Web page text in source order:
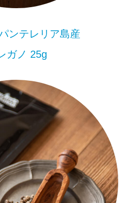
ンテレリア島産
ガノ 25g